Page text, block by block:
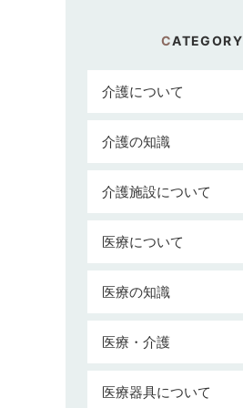
CATEGORY
介護について
介護の知識
介護施設について
医療について
医療の知識
医療・介護
医療器具について